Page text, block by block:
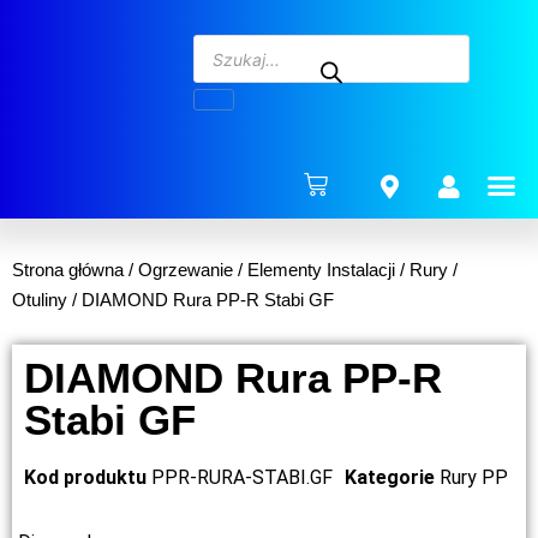
Strona główna / Ogrzewanie / Elementy Instalacji / Rury /
Otuliny / DIAMOND Rura PP-R Stabi GF
DIAMOND Rura PP-R
Stabi GF
Kod produktu PPR-RURA-STABI.GF Kategorie Rury PP